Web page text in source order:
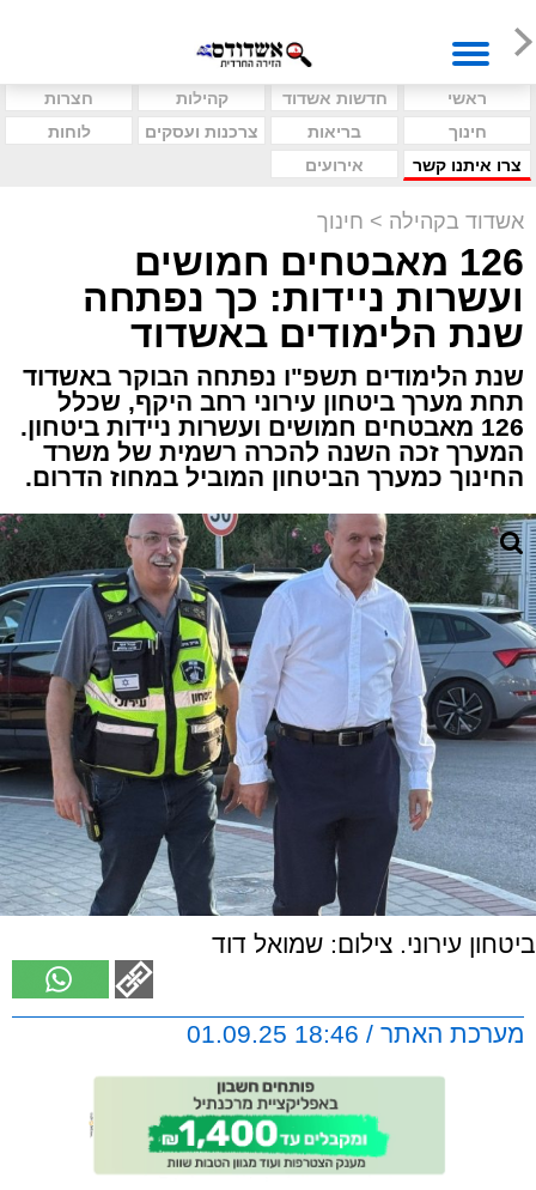
ראשי חדשות אשדוד קהילות
חצרות
חינוך
בריאות צרכנות ועסקים
לוחות
צרו איתנו קשר
אירועים
אשדוד בקהילה > חינוך
126 מאבטחים חמושים
ועשרות ניידות: כך נפתחה
שנת הלימודים באשדוד
שנת הלימודים תשפ"ו נפתחה הבוקר באשדוד
תחת מערך ביטחון עירוני רחב היקף, שכלל
126 מאבטחים חמושים ועשרות ניידות ביטחון.
המערך זכה השנה להכרה רשמית של משרד
החינוך כמערך הביטחון המוביל במחוז הדרום.
ביטחון עירוני. צילום: שמואל דוד
מערכת האתר / 18:46 01.09.25